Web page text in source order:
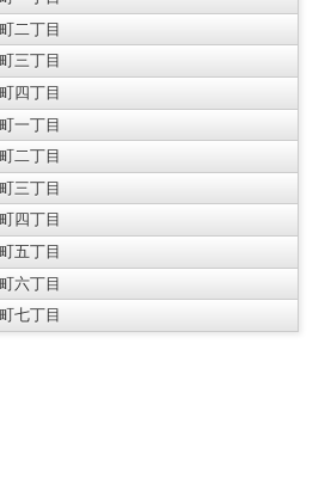
二丁目
三丁目
四丁目
一丁目
二丁目
三丁目
四丁目
五丁目
六丁目
七丁目